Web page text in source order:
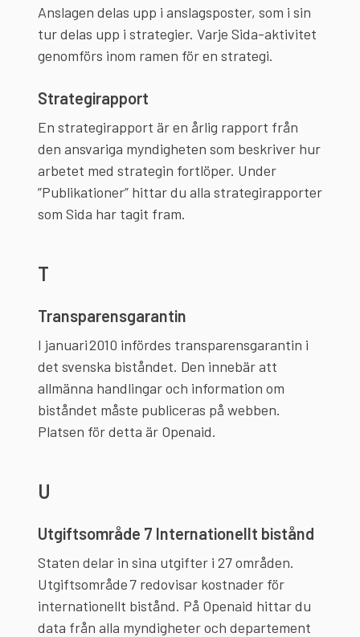
Anslagen delas upp i anslagsposter, som i sin
tur delas upp i strategier. Varje Sida-aktivitet
Strategirapport
En strategirapport är en årlig rapport från
den ansvariga myndigheten som beskriver hur
arbetet med strategin fortlöper. Under
”Publikationer” hittar du alla strategirapporter
som Sida har tagit fram.
T
Transparensgarantin
I januari 2010 infördes transparensgarantin i
det svenska biståndet. Den innebär att
allmänna handlingar och information om
biståndet måste publiceras på webben.
Platsen för detta är Openaid.
U
Utgiftsområde 7 Internationellt bistånd
Staten delar in sina utgifter i 27 områden.
Utgiftsområde 7 redovisar kostnader för
internationellt bistånd. På Openaid hittar du
data från alla myndigheter och departement